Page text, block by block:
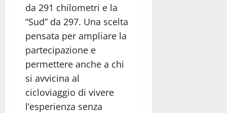
da 291 chilometri e la
“Sud” da 297. Una scelta
pensata per ampliare la
partecipazione e
permettere anche a chi
si avvicina al
cicloviaggio di vivere
l’esperienza senza